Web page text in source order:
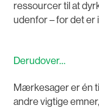
ressourcer til at
udenfor – for det er
Derudover…
Mærkesager er én
andre vigtige